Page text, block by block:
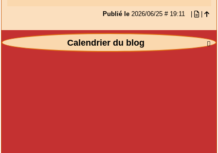
Publié le 2026/06/25 # 19:11 | |

Calendrier du blog